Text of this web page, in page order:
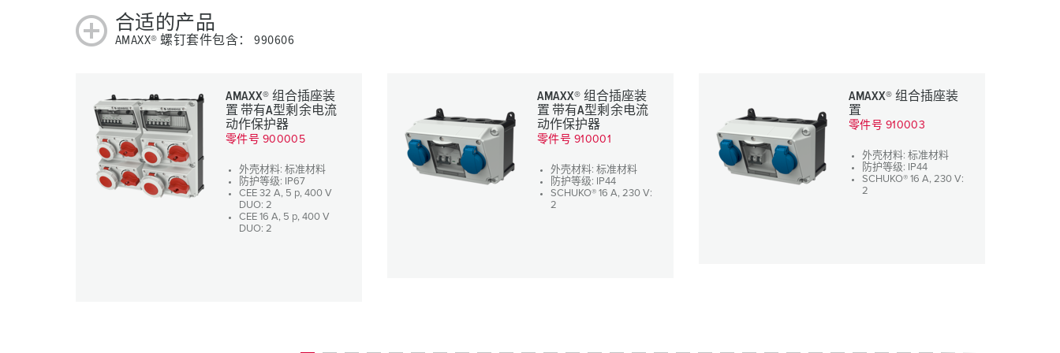
合适的产品
AMAXX® 螺钉套件包含： 990606
AMAXX® 组合插座装
置 带有A型剩余电流
动作保护器
零件号 900005
外壳材料: 标准材料
防护等级: IP67
CEE 32 A, 5 p, 400 V
DUO: 2
CEE 16 A, 5 p, 400 V
DUO: 2
AMAXX® 组合插座装
置 带有A型剩余电流
动作保护器
零件号 910001
外壳材料: 标准材料
防护等级: IP44
SCHUKO® 16 A, 230 V:
2
AMAXX® 组合插座装
置
零件号 910003
外壳材料: 标准材料
防护等级: IP44
SCHUKO® 16 A, 230 V:
2